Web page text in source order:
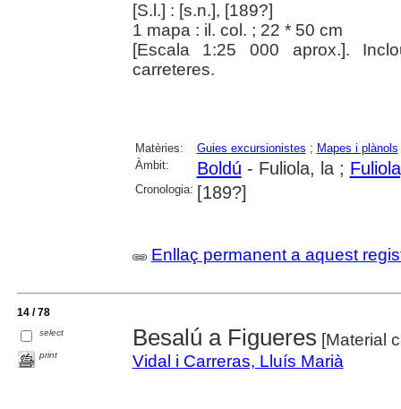
[S.l.] : [s.n.], [189?]
1 mapa : il. col. ; 22 * 50 cm
[Escala 1:25 000 aprox.].
carreteres.
Matèries: Guies excursionistes ; Mapes i plànols
Àmbit:
Boldú - Fuliola, la ;
Cronologia: [189?]
Enllaç permanent a aquest
14 / 78
select
print
Besalú a Figueres [Material
Vidal i Carreras, Lluís Marià